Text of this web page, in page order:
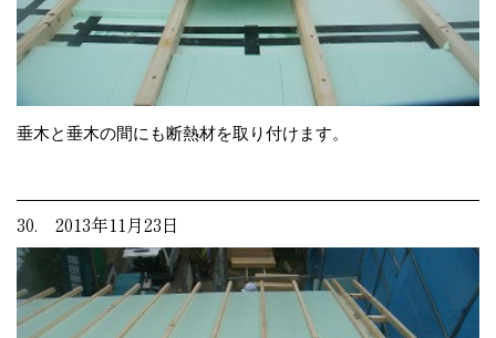
垂木と垂木の間にも断熱材を取り付けます。
30. 2013年11月23日